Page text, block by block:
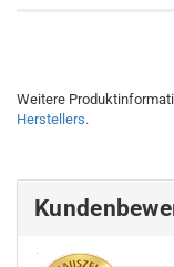
Weitere
Herstellers.